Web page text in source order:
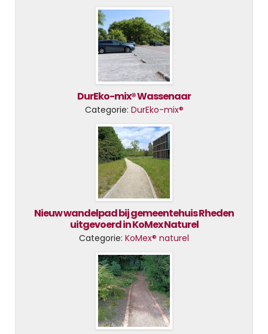
DurEko-mix® Wassenaar
Categorie: DurEko-mix®
Nieuw wandelpad bij gemeentehuis Rheden
uitgevoerd in KoMex Naturel
Categorie: KoMex® naturel